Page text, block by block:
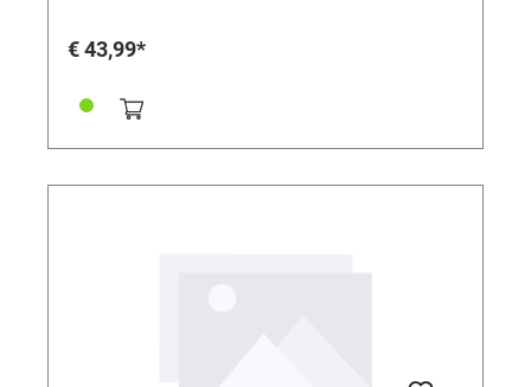
€ 43,99*